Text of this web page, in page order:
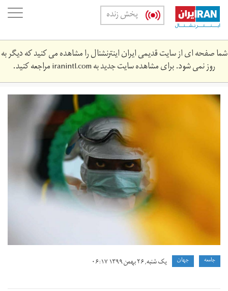
Skip
main
content
پخش زنده
شما صفحه ای از سایت قدیمی ایران اینترنشنال را مشاهده می کنید که دیگر به
روز نمی شود. برای مشاهده سایت جدید بهiranintl.comمراجعه کنید.
4242.jpg
جامعه جهان یک شنبه, ۲۶ بهمن ۱۳۹۹ ۰۶:۱۷